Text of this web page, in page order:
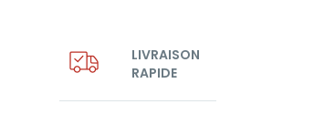
LIVRAISON
RAPIDE